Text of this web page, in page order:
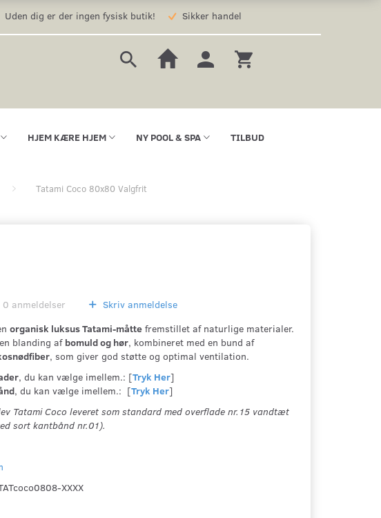
Uden dig er der ingen fysisk butik! Sikker handel
HJEM KÆRE HJEM NY POOL & SPA TILBUD
Tatami Coco 80x80 Valgfrit
0 anmeldelser
Skriv anmeldelse
organisk luksus Tatami-måtte fremstillet af naturlige materialer.
blanding af bomuld og hør, kombineret med en bund af
, som giver god støtte og optimal ventilation.
, du kan vælge imellem.: [Tryk Her]
, du kan vælge imellem.: [Tryk Her]
Tatami Coco leveret som standard med overflade nr.15 vandtæt
sort kantbånd nr.01).
XXXX